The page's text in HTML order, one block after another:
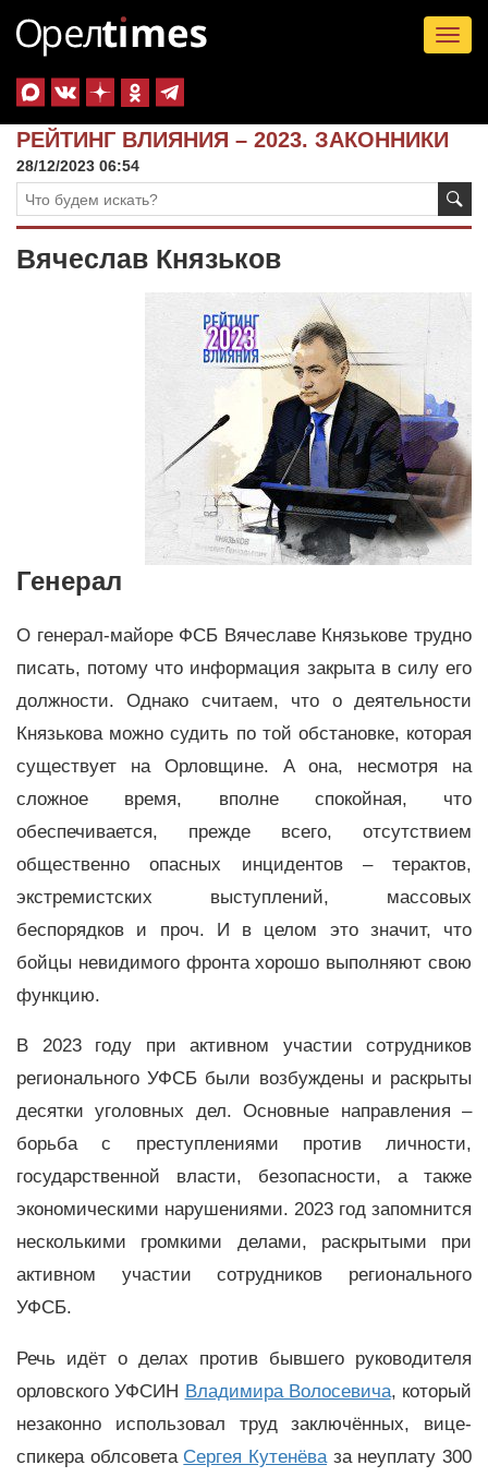
РЕЙТИНГ ВЛИЯНИЯ – 2023. ЗАКОННИКИ
28/12/2023 06:54
Вячеслав Князьков
Генерал
О генерал-майоре ФСБ Вячеславе Князькове трудно
писать, потому что информация закрыта в силу его
должности. Однако считаем, что о деятельности
Князькова можно судить по той обстановке, которая
существует на Орловщине. А она, несмотря на
сложное время, вполне спокойная, что
обеспечивается, прежде всего, отсутствием
общественно опасных инцидентов – терактов,
экстремистских выступлений, массовых
беспорядков и проч. И в целом это значит, что
бойцы невидимого фронта хорошо выполняют свою
функцию.
В 2023 году при активном участии сотрудников
регионального УФСБ были возбуждены и раскрыты
десятки уголовных дел. Основные направления –
борьба с преступлениями против личности,
государственной власти, безопасности, а также
экономическими нарушениями. 2023 год запомнится
несколькими громкими делами, раскрытыми при
активном участии сотрудников регионального
УФСБ.
Речь идёт о делах против бывшего руководителя
орловского УФСИН Владимира Волосевича, который
незаконно использовал труд заключённых, вице-
спикера облсовета Сергея Кутенёваза неуплату 300